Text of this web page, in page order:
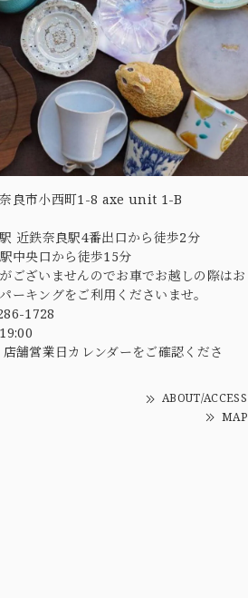
良市小西町1-8 axe unit 1-B
近鉄奈良駅4番出口から徒歩2分
中央口から徒歩15分
ございませんのでお車でお越しの際はお
ーキングをご利用くださいませ。
1728
舗営業日カレンダーをご確認くださ
ABOUT/ACCESS
MAP